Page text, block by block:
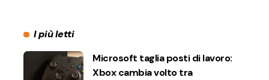
I più letti
Microsoft taglia posti di lavoro:
Xbox cambia volto tra